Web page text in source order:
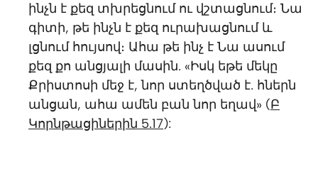
ինչն է քեզ տխրեցնում ու վշտացնում։ Նա
գիտի, թե ինչն է քեզ ուրախացնում և
լցնում հույսով։ Ահա թե ինչ է Նա ասում
քեզ քո անցյալի մասին. «Իսկ եթե մեկը
Քրիստոսի մեջ է, նոր ստեղծված է. հներն
անցան, ահա ամեն բան նոր եղավ» (Բ
Կորնթացիներին 5.17):